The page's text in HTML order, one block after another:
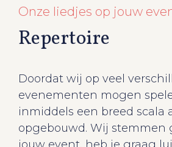
Onze liedjes op jouw
Repertoire
Doordat wij op veel
evenementen mogen
inmiddels een breed scala
opgebouwd. Wij stemmen